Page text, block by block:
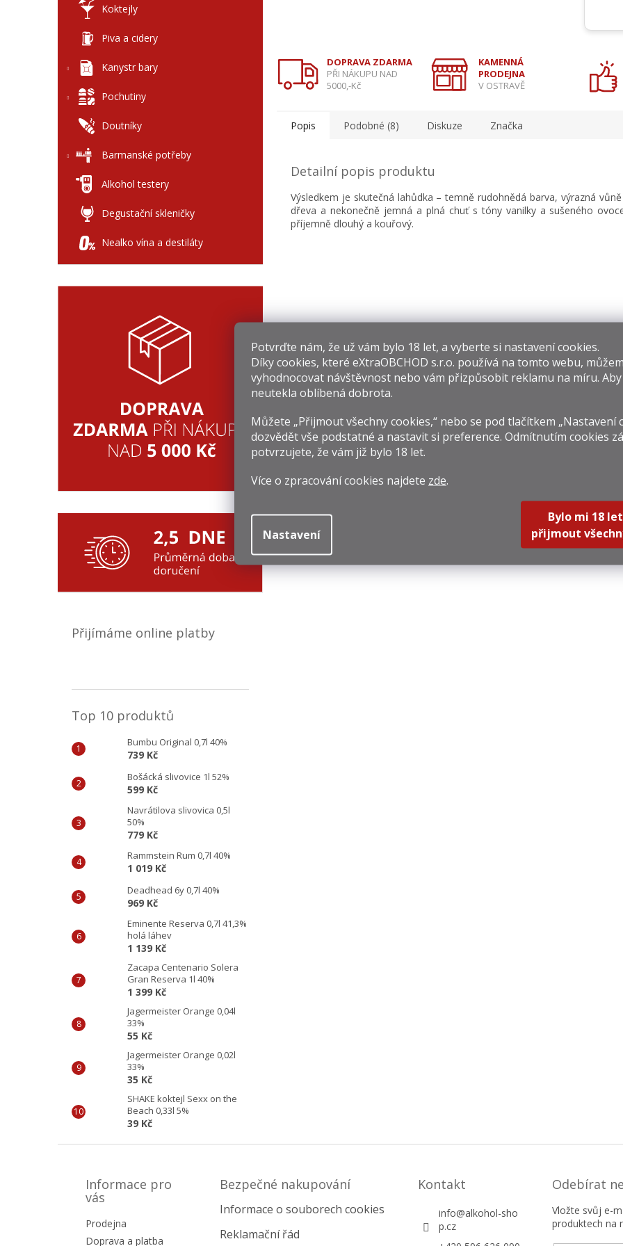
Potvrďte nám​​, že už vám bylo 18 let, a vyberte si nastavení cookies.
Díky cookies, které eXtraOBCHOD s.r.o. používá na tomto webu,
vyhodnocovat návštěvnost nebo vám přizpůsobit reklamu na míru. Aby
neutekla oblíbená dobrota.
Můžete „Přijmout všechny cookies,“ nebo se pod tlačítkem „Nastavení
dozvědět vše podstatné a nastavit si preference. Odmítnutím cookies
potvrzujete, že vám již bylo 18 let.
Více o zpracování cookies najdete zde.
Nastavení
Bylo mi 18
přijmout
Koktejly
Piva a cidery
Kanystr bary
Pochutiny
Doutníky
Barmanské potřeby
Alkohol testery
Degustační skleničky
Nealko vína a destiláty
Přijímáme online platby
Top 10 produktů
Bumbu Original 0,7l 40%
739 Kč
Bošácká slivovice 1l 52%
599 Kč
Navrátilova slivovica 0,5l
50%
779 Kč
Rammstein Rum 0,7l 40%
1 019 Kč
Deadhead 6y 0,7l 40%
969 Kč
Eminente Reserva 0,7l 41,3%
holá láhev
1 139 Kč
Zacapa Centenario Solera
Gran Reserva 1l 40%
1 399 Kč
Jagermeister Orange 0,04l
33%
55 Kč
Jagermeister Orange 0,02l
33%
35 Kč
SHAKE koktejl Sexx on the
Beach 0,33l 5%
39 Kč
DOPRAVA ZDARMA
PŘI NÁKUPU NAD
5000,-Kč
KAMENNÁ
PRODEJNA
V OSTRAVĚ
Popis Podobné (8) Diskuze Značka
Detailní popis produktu
Výsledkem je skutečná lahůdka – temně rudohnědá barva, výrazná
dřeva a nekonečně jemná a plná chuť s tóny vanilky a sušeného
příjemně dlouhý a kouřový.
Související produkty
Balvenie 14y
Caribbean Cask
Měrná
cena:
3 070 Kč / 1 l
849
Měrná
cena:
1 698
Do
Informace pro
vás
Prodejna
Doprava a platba
Bezpečné nakupování
Informace o souborech cookies
Reklamační řád
Kontakt
info@alkohol-sho
p.cz
Odebírat
Vložte svůj e-
produktech na